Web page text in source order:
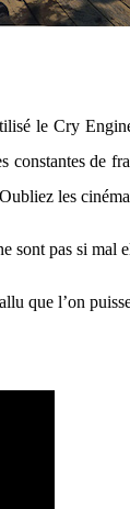
le Cry
les
pas si
que l’on